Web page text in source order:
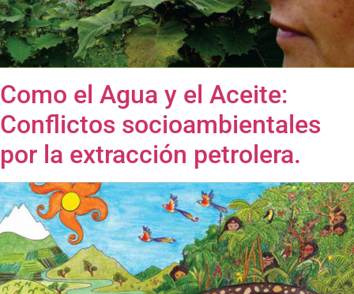
Como el Agua y el Aceite:
Conflictos socioambientales
por la extracción petrolera.